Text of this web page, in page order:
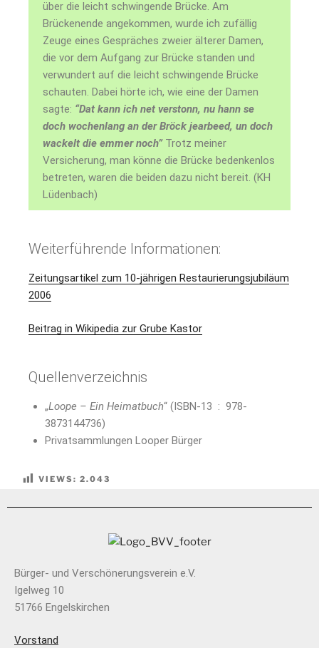
über die leicht schwingende Brücke. Am
Brückenende angekom­men, wurde ich zufällig
Zeuge eines Gespräches zweier älterer Damen,
die vor dem Aufgang zur Brücke standen und
verwundert auf die leicht schwingende Brücke
schauten. Dabei hörte ich, wie eine der Damen
sagte: “Dat kann ich net verstonn, nu hann se
doch wochenlang an der Bröck jearbeed, un doch
wackelt die emmer noch”Trotz meiner
Versicherung, man könne die Brücke beden­ken­los
betreten, waren die beiden dazu nicht bereit. (KH
Lüdenbach)
Weiterführende Informationen:
Zeitungsartikel zum 10-jährigen Restaurierungsjubiläum
2006
Beitrag in Wikipedia zur Grube Kastor
Quellenverzeichnis
„Loope – Ein Heimatbuch“ ( ISBN-13 ‏ : ‎ 978-
3873144736)
Privatsammlungen Looper Bürger
VIEWS: 2.043
Bürger- und Verschönerungsverein e.V.
Igelweg 10
51766 Engelskirchen
Vorstand